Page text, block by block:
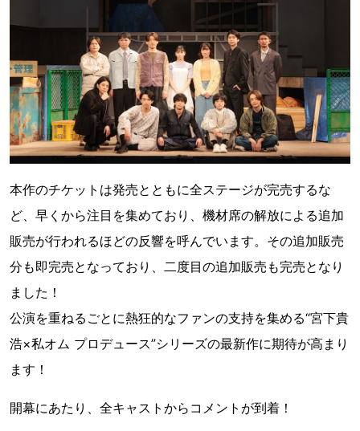
本作のチケットは発売とともに全ステージが完売するな
ど、早くから注目を集めており、機材席の解放による追加
販売が行われるほどの反響を呼んでいます。その追加販売
分も即完売となっており、二度目の追加販売も完売となり
ました！
公演を重ねるごとに熱狂的なファンの支持を集める“宮下貴
浩×私オム プロデュース”シリーズの最新作に期待が高まり
ます！
開幕にあたり、全キャストからコメントが到着！